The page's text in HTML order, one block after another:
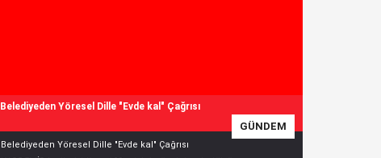
Belediyeden Yöresel Dille "Evde kal" Çağrısı
GÜNDEM
Belediyeden Yöresel Dille "Evde kal" Çağrısı